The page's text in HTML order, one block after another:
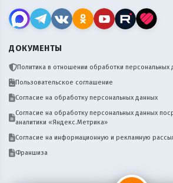
ДОКУМЕНТЫ
Политика в отношении обработки персональных
Пользовательское соглашение
Согласие на обработку персональных данных
Согласие на обработку персональных данных
аналитики «Яндекс.Метрика»
Согласие на информационную и рекламную
Франшиза